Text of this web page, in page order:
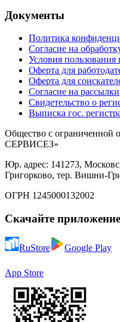
Документы
Политика
Согласие на
Условия
Оферта для
Оферта для
Согласие на рассылки
Свидетельство о
Выписка гос.
Общество с ограниченной
СЕРВИСЕЗ»
Юр. адрес: 141273,
Григорково, тер. Вишни-
ОГРН 1245000132002
Скачайте приложение
RuStore Google Play
App Store